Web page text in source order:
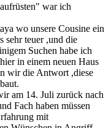
war ich
wo unsere Cousine ein
sehr teuer ,und die
Suchen habe ich
in einem neuen Haus
wir die Antwort ,diese
am 14. Juli zurück nach
Fach haben müssen
mit